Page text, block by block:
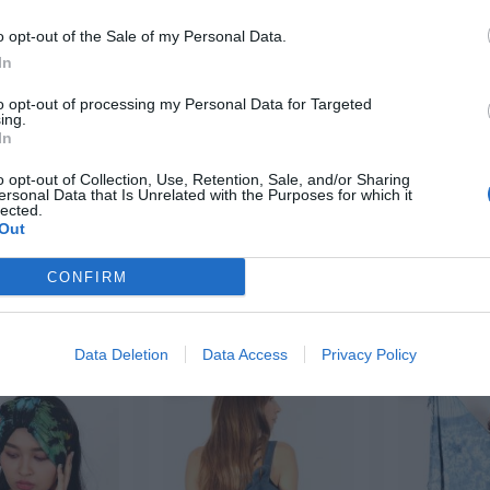
opt-out of the Sale of my Personal Data.
opt-out of processing my Personal Data for Targeted
opt-out of Collection, Use, Retention, Sale, and/or Sharing
Data that Is Unrelated with the Purposes for which it
CONFIRM
Data Deletion Data Access Privacy Policy
Tie Dye
19 € 18,
]
producto
2, €
[CESN01 ]